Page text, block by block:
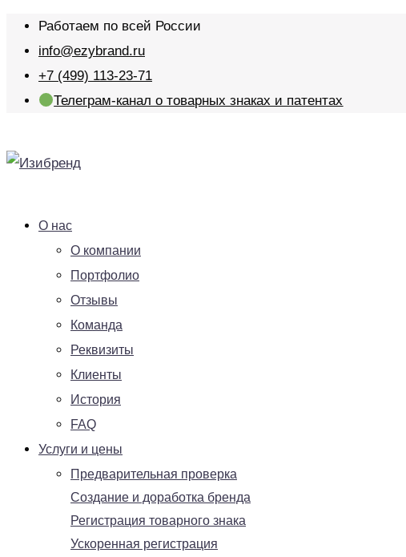
Работаем по всей России
info@ezybrand.ru
+7 (499) 113-23-71
Телеграм-канал о товарных знаках и патентах
О нас
О компании
Портфолио
Отзывы
Команда
Реквизиты
Клиенты
История
FAQ
Услуги и цены
Предварительная проверка
Создание и доработка бренда
Регистрация товарного знака
Ускоренная регистрация